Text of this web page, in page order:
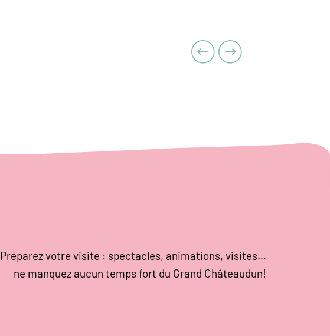
Préparez votre visite : spectacles, animations, visites…
ne manquez aucun temps fort du Grand Châteaudun!